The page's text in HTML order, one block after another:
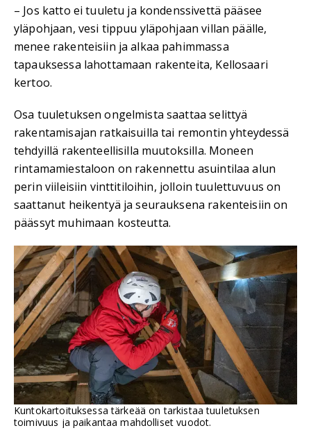
– Jos katto ei tuuletu ja kondenssivettä pääsee
yläpohjaan, vesi tippuu yläpohjaan villan päälle,
menee rakenteisiin ja alkaa pahimmassa
tapauksessa lahottamaan rakenteita, Kellosaari
kertoo.
Osa tuuletuksen ongelmista saattaa selittyä
rakentamisajan ratkaisuilla tai remontin yhteydessä
tehdyillä rakenteellisilla muutoksilla. Moneen
rintamamiestaloon on rakennettu asuintilaa alun
perin viileisiin vinttitiloihin, jolloin tuulettuvuus on
saattanut heikentyä ja seurauksena rakenteisiin on
päässyt muhimaan kosteutta.
Kuntokartoituksessa tärkeää on tarkistaa tuuletuksen
toimivuus ja paikantaa mahdolliset vuodot.